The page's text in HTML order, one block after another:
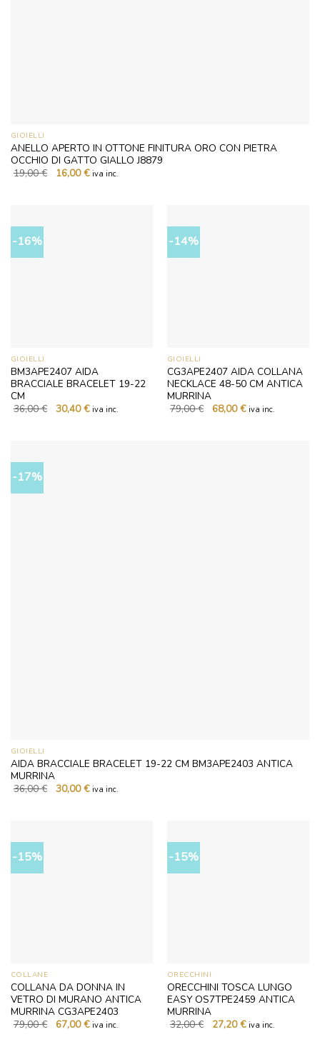
GIOIELLI
ANELLO APERTO IN OTTONE FINITURA ORO CON PIETRA
OCCHIO DI GATTO GIALLO J8879
19,00€ Il
prezzo
16,00€Iliva inc.
-16%
GIOIELLI
BM3APE2407 AIDA
BRACCIALE BRACELET 19-22
CM
36,00€ Il
prezzo
30,40€Iliva inc.
-14%
GIOIELLI
CG3APE2407 AIDA COLLANA
NECKLACE 48-50 CM ANTICA
MURRINA
79,00€ Il
prezzo
68,00€Iliva inc.
-17%
GIOIELLI
AIDA BRACCIALE BRACELET 19-22 CM BM3APE2403 ANTICA
MURRINA
36,00€ Il
prezzo
30,00€Iliva inc.
-15%
COLLANE
COLLANA DA DONNA IN
VETRO DI MURANO ANTICA
MURRINA CG3APE2403
79,00€ Il
prezzo
67,00€Iliva inc.
-15%
ORECCHINI
ORECCHINI TOSCA LUNGO
EASY OS7TPE2459 ANTICA
MURRINA
32,00€ Il
prezzo
27,20€Iliva inc.